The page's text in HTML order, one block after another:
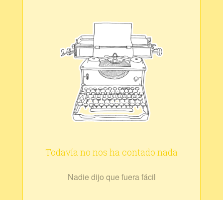
Todavía no nos ha contado nada
Nadie dijo que fuera fácil